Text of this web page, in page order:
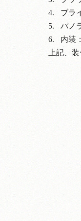
ブラ
パノ
内装
上記、